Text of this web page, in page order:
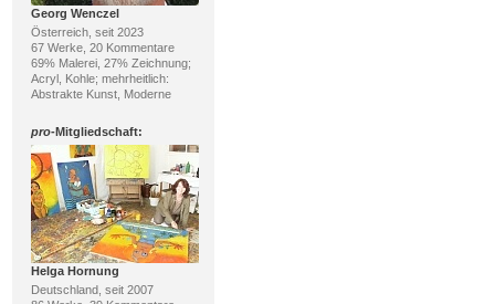
Georg Wenczel
Österreich, seit 2023
67 Werke, 20 Kommentare
69% Malerei, 27% Zeichnung;
Acryl, Kohle; mehrheitlich:
Abstrakte Kunst, Moderne
pro-Mitgliedschaft:
Helga Hornung
Deutschland, seit 2007